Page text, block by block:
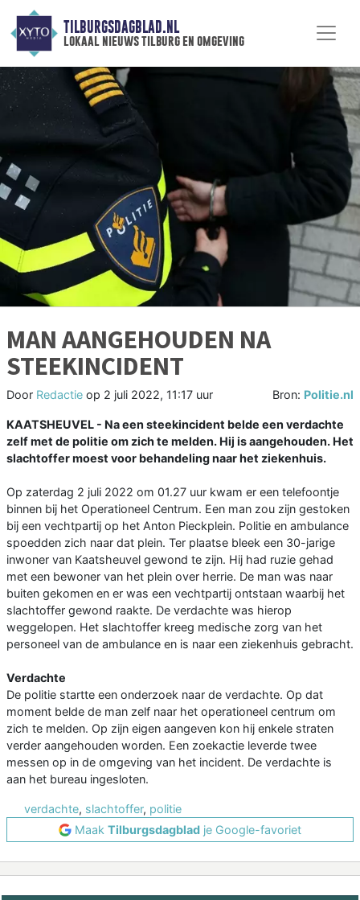
TILBURGSDAGBLAD.NL
lokaal nieuws tilburg en omgeving
MAN AANGEHOUDEN NA
STEEKINCIDENT
Door Redactie op 2 juli 2022, 11:17 uur Bron: Politie.nl
KAATSHEUVEL - Na een steekincident belde een verdachte
zelf met de politie om zich te melden. Hij is aangehouden. Het
slachtoffer moest voor behandeling naar het ziekenhuis.
Op zaterdag 2 juli 2022 om 01.27 uur kwam er een telefoontje
binnen bij het Operationeel Centrum. Een man zou zijn gestoken
bij een vechtpartij op het Anton Pieckplein. Politie en ambulance
spoedden zich naar dat plein. Ter plaatse bleek een 30-jarige
inwoner van Kaatsheuvel gewond te zijn. Hij had ruzie gehad
met een bewoner van het plein over herrie. De man was naar
buiten gekomen en er was een vechtpartij ontstaan waarbij het
slachtoffer gewond raakte. De verdachte was hierop
weggelopen. Het slachtoffer kreeg medische zorg van het
personeel van de ambulance en is naar een ziekenhuis gebracht.
Verdachte
De politie startte een onderzoek naar de verdachte. Op dat
moment belde de man zelf naar het operationeel centrum om
zich te melden. Op zijn eigen aangeven kon hij enkele straten
verder aangehouden worden. Een zoekactie leverde twee
messen op in de omgeving van het incident. De verdachte is
aan het bureau ingesloten.
verdachte, slachtoffer, politie
Maak Tilburgsdagblad je Google-favoriet